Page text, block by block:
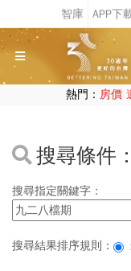
熱門： 房價
搜尋條件：
搜尋指定關鍵字：
搜尋結果排序規則：